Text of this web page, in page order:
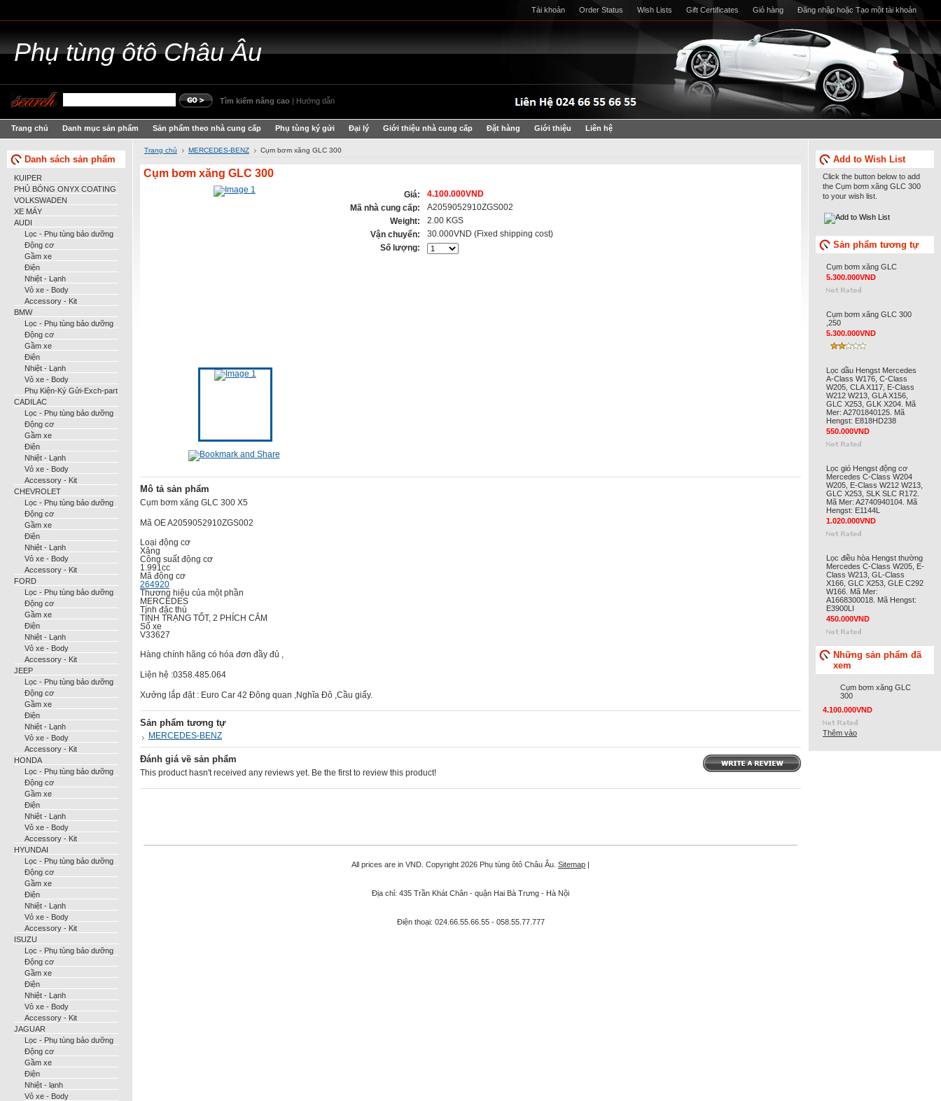
Tài khoản Order Status Wish Lists Gift Certificates Giỏ hàng Đăng nhập hoặc Tạo một tài khoản
Phụtùng ôtô Châu Âu
Tìm kiếm nâng cao | Hướng dẫn
Trang chủ Danh mục sản phẩm Sản phẩm theo nhà cung cấp Phụ tùng ký gửi Đại lý Giới thiệu nhà cung cấp Đặt hàng Giới thiệu Liên hệ
Danh sách sản phẩm
KUIPER
PHỦ BÓNG ONYX COATING
VOLKSWADEN
XE MÁY
AUDI
Lọc - Phụ tùng bảo dưỡng
Động cơ
Gầm xe
Điện
Nhiệt - Lạnh
Vỏ xe - Body
Accessory - Kit
BMW
Lọc - Phụ tùng bảo dưỡng
Động cơ
Gầm xe
Điện
Nhiệt - Lạnh
Vỏ xe - Body
Phụ Kiện-Ký Gửi-Exch-part
CADILAC
Lọc - Phụ tùng bảo dưỡng
Động cơ
Gầm xe
Điện
Nhiệt - Lạnh
Vỏ xe - Body
Accessory - Kit
CHEVROLET
Lọc - Phụ tùng bảo dưỡng
Động cơ
Gầm xe
Điện
Nhiệt - Lạnh
Vỏ xe - Body
Accessory - Kit
FORD
Lọc - Phụ tùng bảo dưỡng
Động cơ
Gầm xe
Điện
Nhiệt - Lạnh
Vỏ xe - Body
Accessory - Kit
JEEP
Lọc - Phụ tùng bảo dưỡng
Động cơ
Gầm xe
Điện
Nhiệt - Lạnh
Vỏ xe - Body
Accessory - Kit
HONDA
Lọc - Phụ tùng bảo dưỡng
Động cơ
Gầm xe
Điện
Nhiệt - Lạnh
Vỏ xe - Body
Accessory - Kit
HYUNDAI
Lọc - Phụ tùng bảo dưỡng
Động cơ
Gầm xe
Điện
Nhiệt - Lạnh
Vỏ xe - Body
Accessory - Kit
ISUZU
Lọc - Phụ tùng bảo dưỡng
Động cơ
Gầm xe
Điện
Nhiệt - Lạnh
Vỏ xe - Body
Accessory - Kit
JAGUAR
Lọc - Phụ tùng bảo dưỡng
Động cơ
Gầm xe
Điện
Nhiệt - lạnh
Vỏ xe - Body
Trang chủ MERCEDES-BENZ Cụm bơm xăng GLC 300
Cụm bơm xăng GLC 300
Giá:
4.100.000VND
Mã nhà cung cấp:
A2059052910ZGS002
Weight:
2.00 KGS
Vận chuyển:
30.000VND (Fixed shipping cost)
Số lượng:
Mô tả sản phẩm
Cụm bơm xăng GLC 300 X5
Mã OE A2059052910ZGS002
Loại động cơ
Xăng
Công suất động cơ
1.991cc
Mã động cơ
264920
Thương hiệu của một phần
MERCEDES
Tính đặc thù
TÌNH TRẠNG TỐT, 2 PHÍCH CẮM
Số xe
V33627
Hàng chính hãng có hóa đơn đầy đủ ,
Liện hệ :0358.485.064
Xưởng lắp đặt : Euro Car 42 Đông quan ,Nghĩa Đô ,Cầu giấy.
Sản phẩm tương tự
MERCEDES-BENZ
Đánh giá về sản phẩm
This product hasn't received any reviews yet. Be the first to review this product!
Add to Wish List
Click the button below to add
the Cụm bơm xăng GLC 300
to your wish list.
Sản phẩm tương tự
Cụm bơm xăng GLC
5.300.000VND
Cụm bơm xăng GLC 300
,250
5.300.000VND
Lọc dầu Hengst Mercedes
A-Class W176, C-Class
W205, CLA X117, E-Class
W212 W213, GLA X156,
GLC X253, GLK X204. Mã
Mer: A2701840125. Mã
Hengst: E818HD238
550.000VND
Lọc gió Hengst động cơ
Mercedes C-Class W204
W205, E-Class W212 W213,
GLC X253, SLK SLC R172.
Mã Mer: A2740940104. Mã
Hengst: E1144L
1.020.000VND
Lọc điều hòa Hengst thường
Mercedes C-Class W205, E-
Class W213, GL-Class
X166, GLC X253, GLE C292
W166. Mã Mer:
A1668300018. Mã Hengst:
E3900LI
450.000VND
Những sản phẩm đã
xem
Cụm bơm xăng GLC
300
4.100.000VND
Thêm vào
All prices are in VND . Copyright 2026 Phụ tùng ôtô Châu Âu. Sitemap |
Địa chỉ: 435 Trần Khát Chân - quận Hai Bà Trưng - Hà Nội
Điện thoại: 024.66.55.66.55 - 058.55.77.777